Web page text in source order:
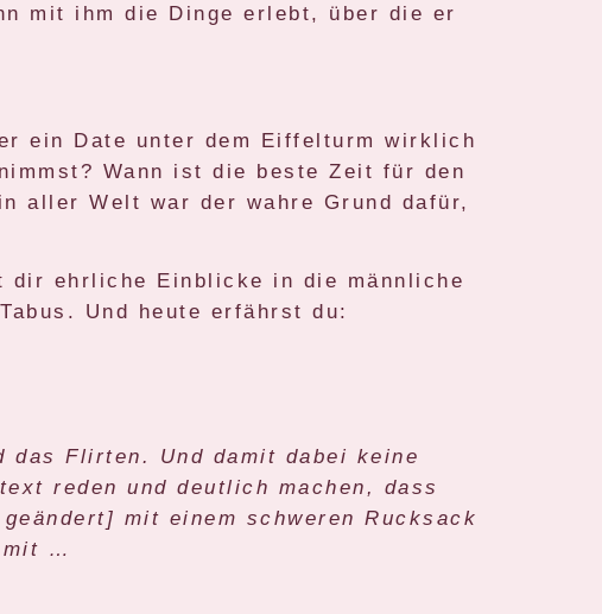
mit ihm die Dinge erlebt, über die er
ein Date unter dem Eiffelturm wirklich
Wann ist die beste Zeit für den
aller Welt war der wahre Grund dafür,
dir ehrliche Einblicke in die männliche
Und heute erfährst du:
das Flirten. Und damit dabei keine
reden und deutlich machen, dass
mit einem schweren Rucksack
mit …